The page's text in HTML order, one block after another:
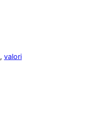
, valori